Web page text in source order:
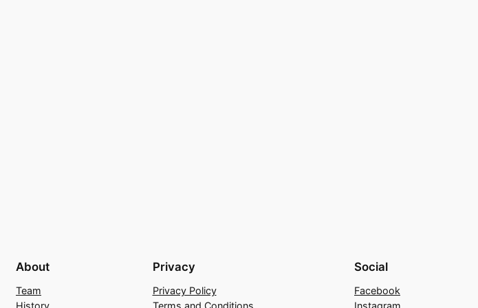
About
Team
Privacy
Privacy Policy
Social
Facebook